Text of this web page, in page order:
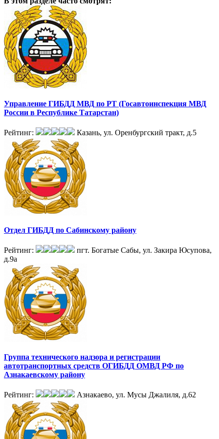
Управление ГИБДД МВД по РТ (Госавтоинспекция МВД
России в Республике Татарстан)
Рейтинг: Казань, ул. Оренбургский тракт, д.5
Отдел ГИБДД по Сабинскому району
Рейтинг:
пгт. Богатые Сабы, ул. Закира Юсупова,
д.9а
Группа технического надзора и регистрации
автотранспортных средств ОГИБДД ОМВД РФ по
Азнакаевскому району
Рейтинг: Азнакаево, ул. Мусы Джалиля, д.62